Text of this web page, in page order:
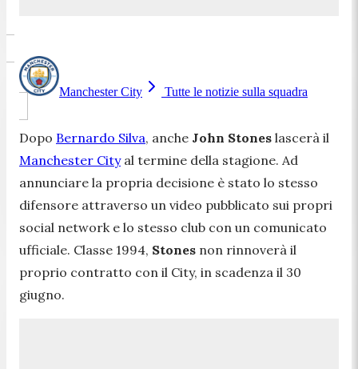
Manchester City Tutte le notizie sulla squadra
Dopo Bernardo Silva, anche John Stones lascerà il
Manchester Cityal termine della stagione. Ad
annunciare la propria decisione è stato lo stesso
difensore attraverso un video pubblicato sui propri
social network e lo stesso club con un comunicato
ufficiale. Classe 1994, Stones non rinnoverà il
proprio contratto con il City, in scadenza il 30
giugno.